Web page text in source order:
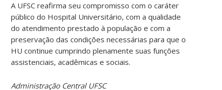
A UFSC reafirma seu compromisso com o caráter
público do Hospital Universitário, com a qualidade
do atendimento prestado à população e com a
preservação das condições necessárias para que o
HU continue cumprindo plenamente suas funções
assistenciais, acadêmicas e sociais.
Administração Central UFSC